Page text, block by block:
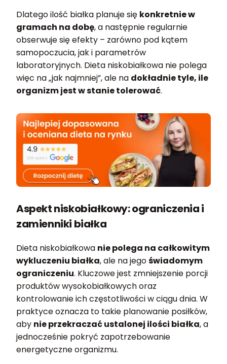
Dlatego ilość białka planuje się konkretnie w
gramach na dobę, a następnie regularnie
obserwuje się efekty – zarówno pod kątem
samopoczucia, jak i parametrów
laboratoryjnych. Dieta niskobiałkowa nie polega
więc na „jak najmniej”, ale na dokładnie tyle, ile
organizm jest w stanie tolerować.
Aspekt niskobiałkowy: ograniczenia i
zamienniki białka
Dieta niskobiałkowa nie polega na całkowitym
wykluczeniu białka, ale na jegoświadomym
ograniczeniu. Kluczowe jest zmniejszenie porcji
produktów wysokobiałkowych oraz
kontrolowanie ich częstotliwości w ciągu dnia. W
praktyce oznacza to takie planowanie posiłków,
aby nie przekraczać ustalonej ilości białka, a
jednocześnie pokryć zapotrzebowanie
energetyczne organizmu.